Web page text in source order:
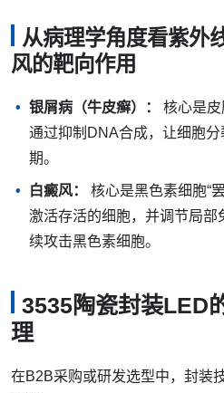
从病理学角度看紫外
风的靶向作用
银屑病（牛皮癣）：
核心是
通过抑制DNA合成，让细胞
期。
白癜风：
核心是黑色素细胞“
激活存活的细胞，并调节局
续攻击黑色素细胞。
3535陶瓷封装LED
理
在B2B采购或研发选型中，封装